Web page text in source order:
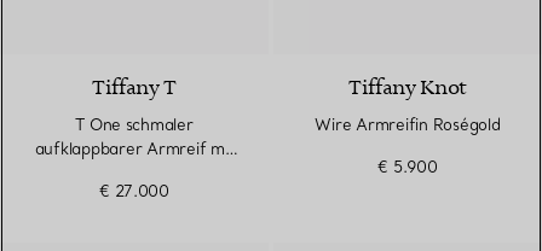
Tiffany T
T One schmaler
aufklappbarer Armreif mit
Roségold
€ 27.000
Tiffany Knot
Wire Armreifin Roségold
€ 5.900